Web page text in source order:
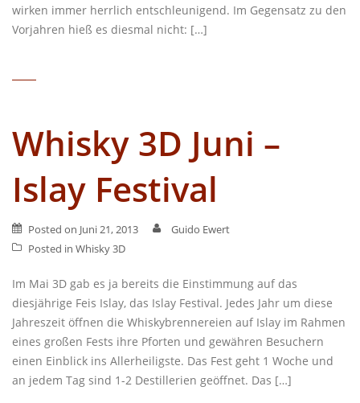
wirken immer herrlich entschleunigend. Im Gegensatz zu den
Vorjahren hieß es diesmal nicht: […]
Whisky 3D Juni –
Islay Festival
Posted on Juni 21, 2013
Guido Ewert
Posted in Whisky 3D
Im Mai 3D gab es ja bereits die Einstimmung auf das
diesjährige Feis Islay, das Islay Festival. Jedes Jahr um diese
Jahreszeit öffnen die Whiskybrennereien auf Islay im Rahmen
eines großen Fests ihre Pforten und gewähren Besuchern
einen Einblick ins Allerheiligste. Das Fest geht 1 Woche und
an jedem Tag sind 1-2 Destillerien geöffnet. Das […]